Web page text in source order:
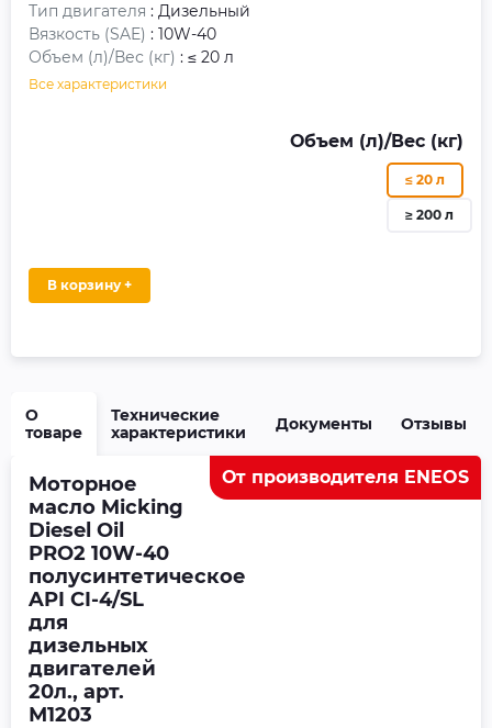
Тип двигателя : Дизельный
Вязкость (SAE) : 10W-40
Объем (л)/Вес (кг) : ≤ 20 л
Все характеристики
Объем (л)/Вес (кг)
≤ 20 л
≥ 200 л
В корзину +
О
товаре
Технические
характеристики
Документы Отзывы
Моторное
масло Micking
Diesel Oil
PRO2 10W-40
полусинтетическое
API CI-4/SL
для
дизельных
двигателей
20л., арт.
М1203
От производителя ENEOS